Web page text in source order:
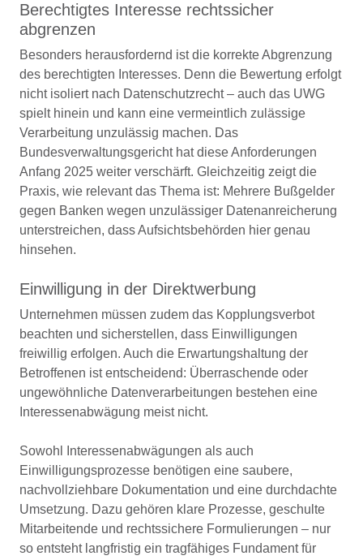
Berechtigtes Interesse rechtssicher
abgrenzen
Besonders herausfordernd ist die korrekte Abgrenzung
des berechtigten Interesses. Denn die Bewertung erfolgt
nicht isoliert nach Datenschutzrecht – auch das UWG
spielt hinein und kann eine vermeintlich zulässige
Verarbeitung unzulässig machen. Das
Bundesverwaltungsgericht hat diese Anforderungen
Anfang 2025 weiter verschärft. Gleichzeitig zeigt die
Praxis, wie relevant das Thema ist: Mehrere Bußgelder
gegen Banken wegen unzulässiger Datenanreicherung
unterstreichen, dass Aufsichtsbehörden hier genau
hinsehen.
Einwilligung in der Direktwerbung
Unternehmen müssen zudem das Kopplungsverbot
beachten und sicherstellen, dass Einwilligungen
freiwillig erfolgen. Auch die Erwartungshaltung der
Betroffenen ist entscheidend: Überraschende oder
ungewöhnliche Datenverarbeitungen bestehen eine
Interessenabwägung meist nicht.
Sowohl Interessenabwägungen als auch
Einwilligungsprozesse benötigen eine saubere,
nachvollziehbare Dokumentation und eine durchdachte
Umsetzung. Dazu gehören klare Prozesse, geschulte
Mitarbeitende und rechtssichere Formulierungen – nur
so entsteht langfristig ein tragfähiges Fundament für